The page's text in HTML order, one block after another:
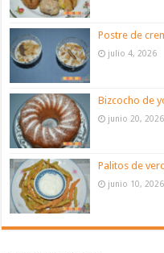
Postre de
julio 4, 2026
Bizcocho de
junio 20, 2026
Palitos de
junio 10, 2026